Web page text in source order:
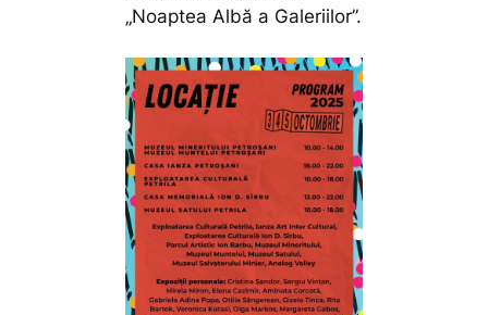
„Noaptea Albă a Galeriilor”.